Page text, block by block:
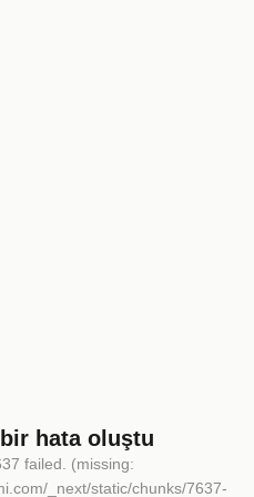
hata oluştu
failed. (missing:
_next/static/chunks/7637-